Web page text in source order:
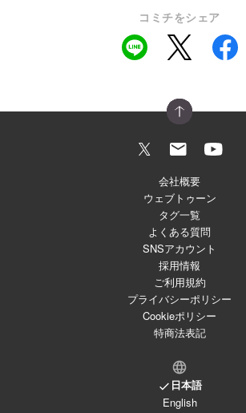
コミチをシェア
会社概要
ウェブトゥーン
タグ一覧
よくある質問
SNSアカウント
採用情報
ご利用規約
プライバシーポリシー
Cookieポリシー
特商法表記
日本語
English